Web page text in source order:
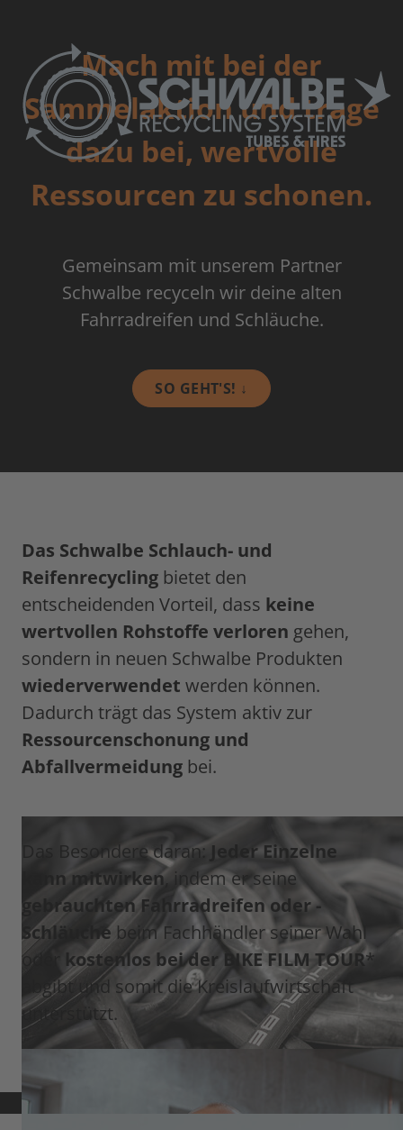
Mach mit bei der
Sammelaktion und trage
dazu bei, wertvolle
Ressourcen zu schonen.
Gemeinsam mit unserem Partner
Schwalbe recyceln wir deine alten
Fahrradreifen und Schläuche.
SO GEHT'S! ↓
Das Schwalbe Schlauch- und
Reifenrecycling bietet den
entscheidenden Vorteil, dass keine
wertvollen Rohstoffe verloren gehen,
sondern in neuen Schwalbe Produkten
wiederverwendet werden können.
Dadurch trägt das System aktiv zur
Ressourcenschonung und
Abfallvermeidung bei.
Das Besondere daran:Jeder Einzelne
kann mitwirken, indem er seine
gebrauchten Fahrradreifen oder -
Schläuche beim Fachhändler seiner Wahl
oder
kostenlos bei der BIKE FILM TOUR*
abgibt und somit die Kreislaufwirtschaft
unterstützt.